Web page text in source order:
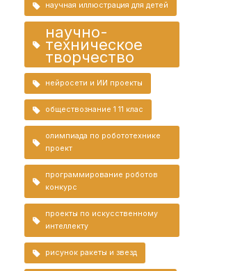
научная иллюстрация для детей
научно-
техническое
творчество
нейросети и ИИ проекты
обществознание 1 11 клас
олимпиада по робототехнике
проект
программирование роботов
конкурс
проекты по искусственному
интеллекту
рисунок ракеты и звезд